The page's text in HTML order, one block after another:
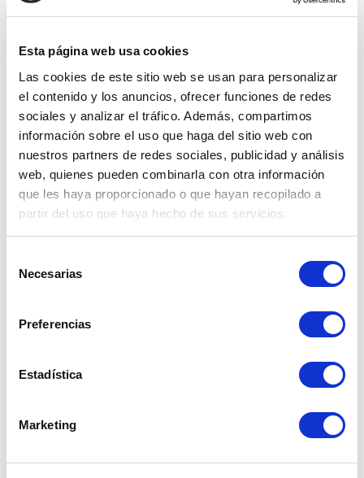
Esta página web usa cookies
Las cookies de este sitio web se usan para personalizar
el contenido y los anuncios, ofrecer funciones de redes
sociales y analizar el tráfico. Además, compartimos
información sobre el uso que haga del sitio web con
nuestros partners de redes sociales, publicidad y análisis
web, quienes pueden combinarla con otra información
que les haya proporcionado o que hayan recopilado a
partir del uso que haya hecho de sus servicios.
Necesarias
Preferencias
Estadística
Marketing
COMUNICADO - CORTE PROGRAMADO
DÍA MARTES 07 DE OCTUBRE -
PACOBAMBA
04 Oct. 2025
Cusco, Apurimac